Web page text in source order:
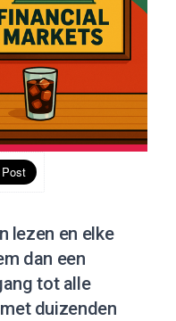
lezen en elke
dan een
tot alle
duizenden